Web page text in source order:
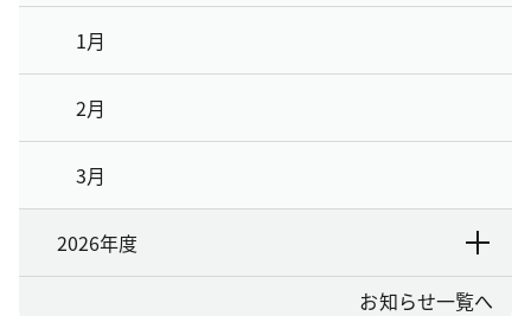
1月
2月
3月
2026年度
お知らせ一覧へ